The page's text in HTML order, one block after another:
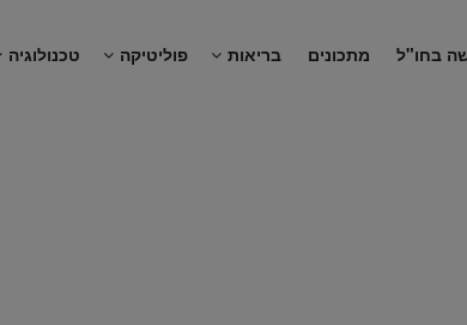
בחו"ל מתכונים בריאות פוליטיקה טכנולוגיה